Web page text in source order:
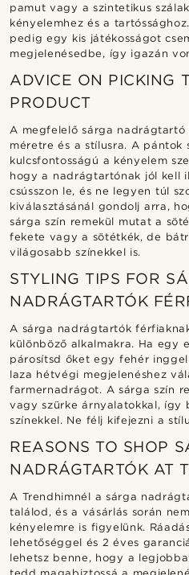
pamut vagy a szintetikus
kényelemhez és a
pedig egy kis játékosságot
megjelenésedbe, így igazán
ADVICE ON PICKING
PRODUCT
A megfelelő sárga nadrágtartó
méretre és a stílusra. A pántok
kulcsfontosságú a kényelem
hogy a nadrágtartónak jól kell
csússzon le, és ne legyen túl
kiválasztásánál gondolj arra,
sárga szín remekül mutat a
fekete vagy a sötétkék, de
világosabb színekkel is.
STYLING TIPS FOR
NADRÁGTARTÓK
A sárga nadrágtartók
különböző alkalmakra. Ha egy
párosítsd őket egy fehér
laza hétvégi megjelenéshez
farmernadrágot. A sárga szín
vagy szürke árnyalatokkal, így
színekkel. Ne félj kifejezni a
REASONS TO SHOP
NADRÁGTARTÓK AT
A Trendhimnél a sárga
találod, és a vásárlás során
kényelemre is figyelünk.
lehetőséggel és 2 éves
lehetsz benne, hogy a